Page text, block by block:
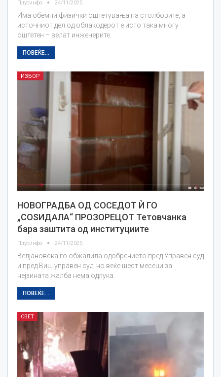
Плусинфо 24/11/2025
Има обемни физички оштетувања на столбовите, а
источниот дел од облакодерот е исто така многу
оштетен – велат инженерите.
ПОВЕЌЕ...
ИЗБОР
НОВОГРАДБА ОД СОСЕДОТ Ѝ ГО
„СОЅИДАЛА“ ПРОЗОРЕЦОТ Тетовчанка
бара заштита од институциите
Плусинфо 24/11/2025
Велјановска го обжалила одобрението пред Управен суд
и пред Виш управен суд, но веќе шест месеци за
нејзината жалба нема одлука.
ПОВЕЌЕ...
СВЕТ